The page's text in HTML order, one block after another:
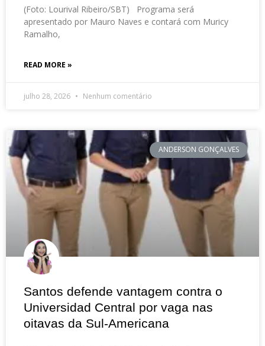
(Foto: Lourival Ribeiro/SBT) Programa será
apresentado por Mauro Naves e contará com Muricy
Ramalho,
READ MORE »
julho 28, 2026 Nenhum comentário
ANDERSON GONÇALVES
Santos defende vantagem contra o
Universidad Central por vaga nas
oitavas da Sul-Americana